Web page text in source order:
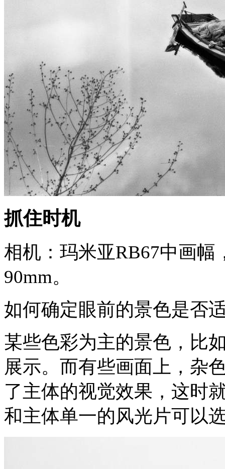
抓住时机
相机：玛米亚RB67中画幅
90mm。
如何确定眼前的景色是否
某些色彩为主的景色，比
展示。而有些画面上，杂
了主体的视觉效果，这时
和主体单一的风光片可以